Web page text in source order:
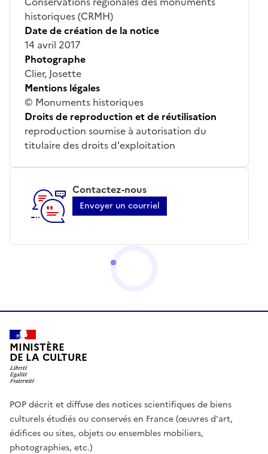
historiques (CRMH)
Date de création de la notice
14 avril 2017
Photographe
Clier, Josette
Mentions légales
© Monuments historiques
Droits de reproduction et de réutilisation
reproduction soumise à autorisation du
titulaire des droits d'exploitation
Contactez-nous
Envoyer un courriel
MINISTÈRE
DE LA CULTURE
POP décrit et diffuse des notices scientifiques de biens
culturels étudiés ou conservés en France (œuvres d'art,
édifices ou sites, objets ou ensembles mobiliers,
photographies, etc.)